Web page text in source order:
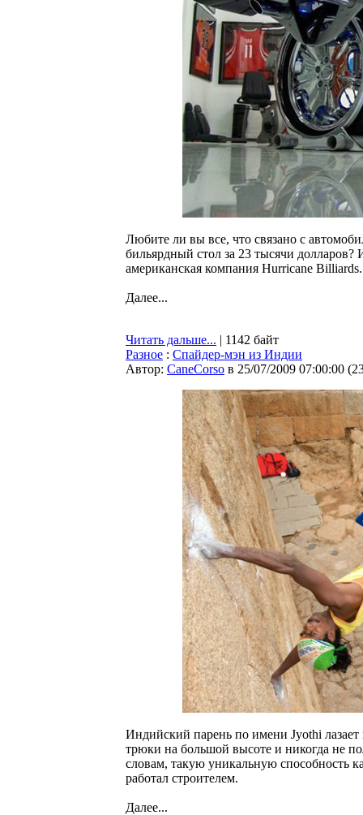
Любите ли вы все, что связано с
бильярдный стол за 23 тысячи долларов?
американская компания Hurricane Billiards.
Далее...
Читать дальше... | 1142 байт
Разное : Спайдер-мэн из Индии
Автор: CaneCorso в 25/07/2009 07:00:00 (
Индийский парень по имени Jyothi
трюки на большой высоте и никогда не
словам, такую уникальную способность
работал строителем.
Далее...